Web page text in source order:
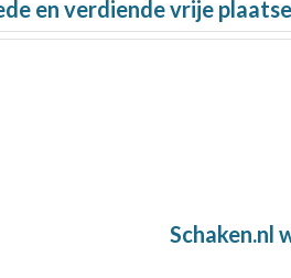
en verdiende vrije
Schaken.nl